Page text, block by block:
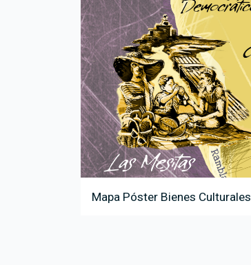
Mapa Póster Bienes Culturales